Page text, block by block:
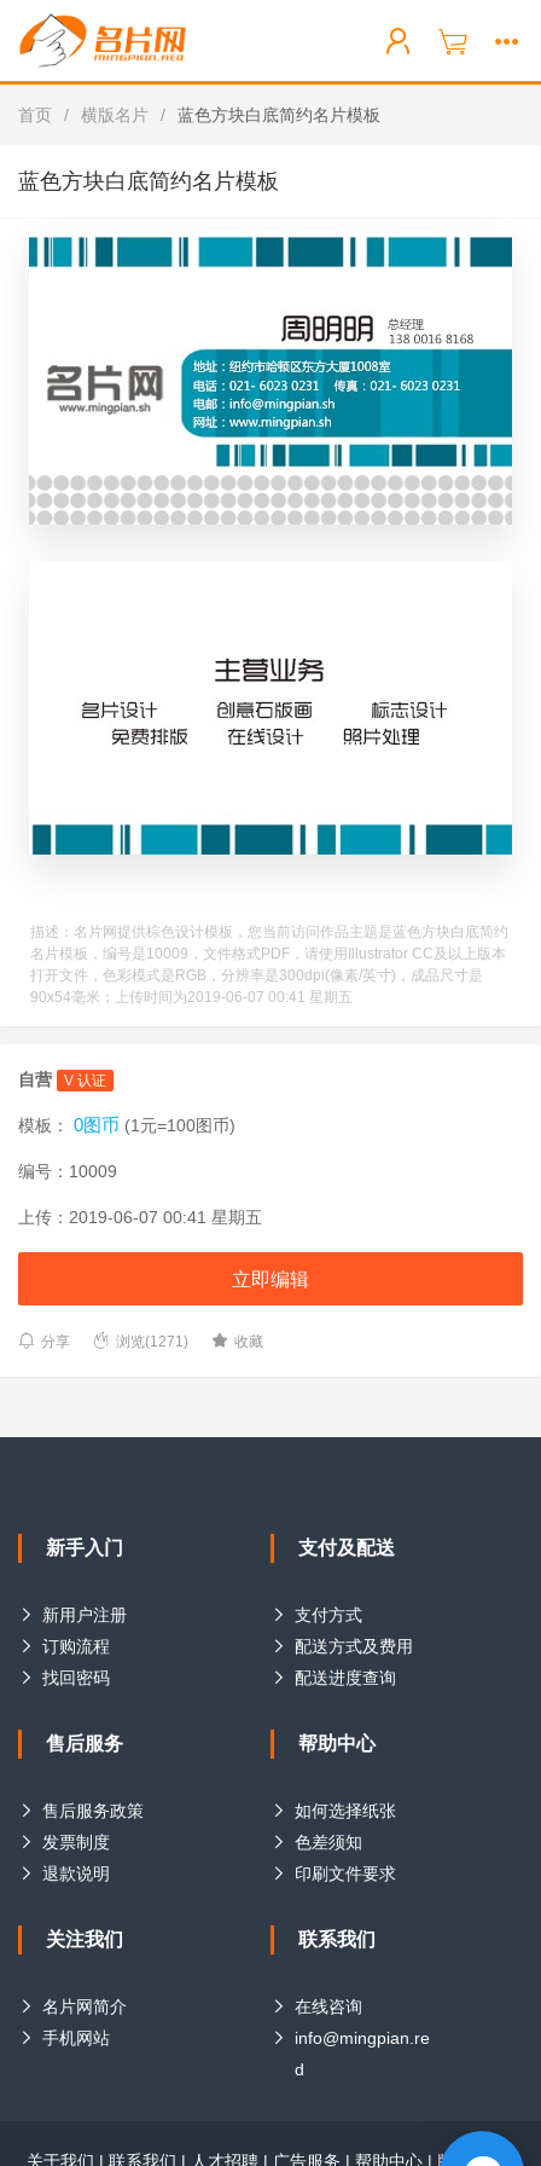
首页 / 横版名片 / 蓝色方块白底简约名片模板
蓝色方块白底简约名片模板
描述：名片网提供棕色设计模板，您当前访问作品主题是蓝色方块白底简约
名片模板，编号是10009，文件格式PDF，请使用Illustrator CC及以上版本
打开文件，色彩模式是RGB，分辨率是300dpi(像素/英寸)，成品尺寸是
90x54毫米；上传时间为2019-06-07 00:41 星期五
自营 V 认证
模板： 0图币 (1元=100图币)
编号：10009
上传：2019-06-07 00:41 星期五
立即编辑
分享 浏览(1271) 收藏
新手入门
新用户注册
订购流程
找回密码
支付及配送
支付方式
配送方式及费用
配送进度查询
售后服务
售后服务政策
发票制度
退款说明
帮助中心
如何选择纸张
色差须知
印刷文件要求
关注我们
名片网简介
手机网站
联系我们
在线咨询
info@mingpian.re
d
关于我们 | 联系我们 | 人才招聘 | 广告服务 | 帮助中心 | 版权声明